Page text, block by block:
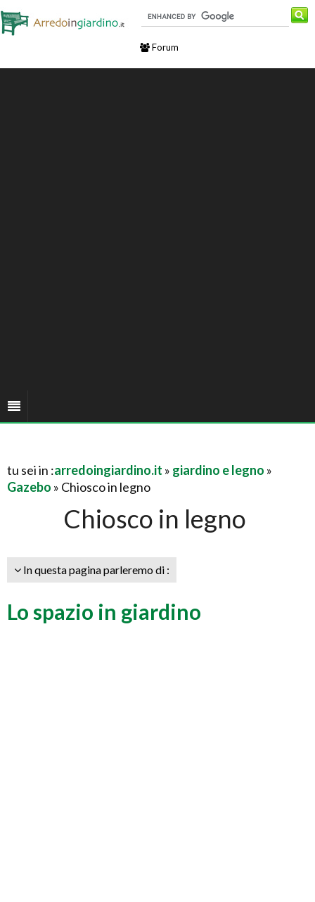
Forum
tu sei in :arredoingiardino.it » giardino e legno »
Gazebo » Chiosco in legno
Chiosco in legno
In questa pagina parleremo di :
Lo spazio in giardino